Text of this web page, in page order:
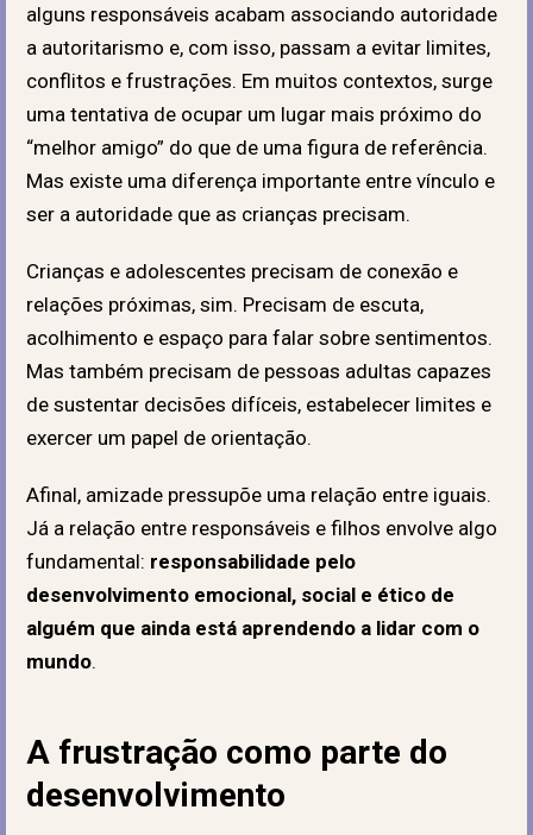
alguns responsáveis acabam associando autoridade
a autoritarismo e, com isso, passam a evitar limites,
conflitos e frustrações. Em muitos contextos, surge
uma tentativa de ocupar um lugar mais próximo do
“melhor amigo” do que de uma figura de referência.
Mas existe uma diferença importante entre vínculo e
ser a autoridade que as crianças precisam.
Crianças e adolescentes precisam de conexão e
relações próximas, sim. Precisam de escuta,
acolhimento e espaço para falar sobre sentimentos.
Mas também precisam de pessoas adultas capazes
de sustentar decisões difíceis, estabelecer limites e
exercer um papel de orientação.
Afinal, amizade pressupõe uma relação entre iguais.
Já a relação entre responsáveis e filhos envolve algo
fundamental: responsabilidade pelo
desenvolvimento emocional, social e ético de
alguém que ainda está aprendendo a lidar com o
mundo.
A frustração como parte do
desenvolvimento